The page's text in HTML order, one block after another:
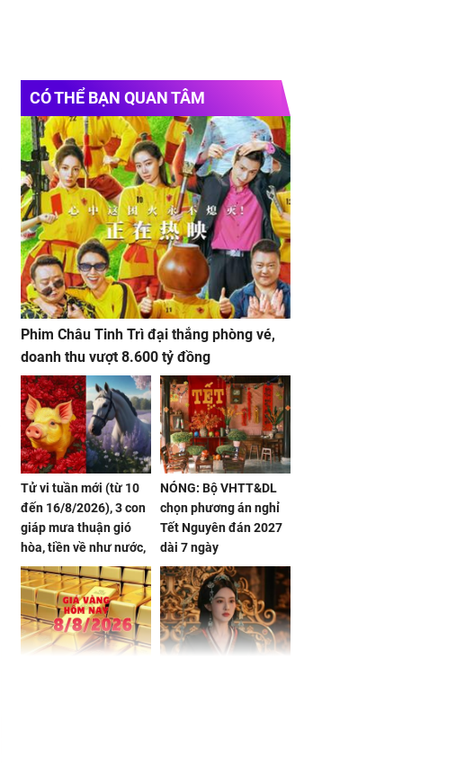
CÓ THỂ BẠN QUAN TÂM
Phim Châu Tinh Trì đại thắng phòng vé,
doanh thu vượt 8.600 tỷ đồng
Tử vi tuần mới (từ 10
đến 16/8/2026), 3 con
giáp mưa thuận gió
hòa, tiền về như nước,
bạc vàng dư dả, Phú
Quý Vinh Hoa, vận
trình khai sáng
NÓNG: Bộ VHTT&DL
chọn phương án nghỉ
Tết Nguyên đán 2027
dài 7 ngày